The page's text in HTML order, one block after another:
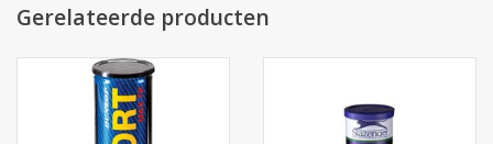
Gerelateerde producten